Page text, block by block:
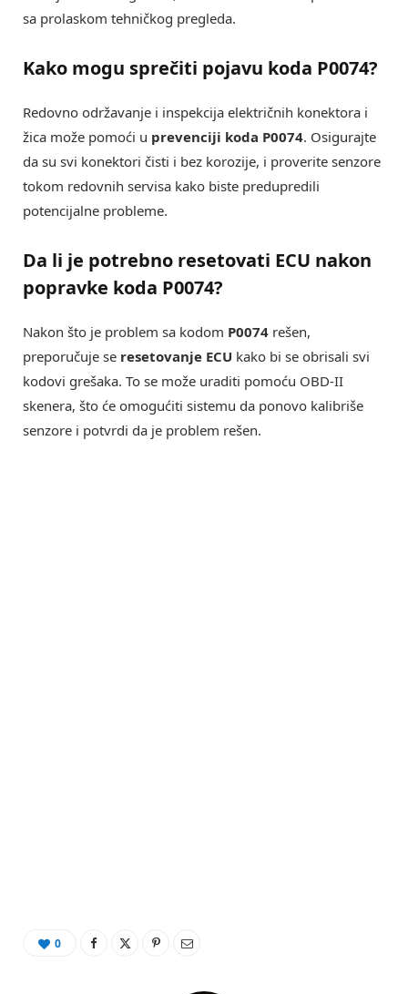
sa prolaskom tehničkog pregleda.
Kako mogu sprečiti pojavu koda P0074?
Redovno održavanje i inspekcija električnih konektora i
žica može pomoći u prevenciji koda P0074. Osigurajte
da su svi konektori čisti i bez korozije, i proverite senzore
tokom redovnih servisa kako biste predupredili
potencijalne probleme.
Da li je potrebno resetovati ECU nakon
popravke koda P0074?
Nakon što je problem sa kodom P0074 rešen,
preporučuje se resetovanje ECU kako bi se obrisali svi
kodovi grešaka. To se može uraditi pomoću OBD-II
skenera, što će omogućiti sistemu da ponovo kalibriše
senzore i potvrdi da je problem rešen.
0